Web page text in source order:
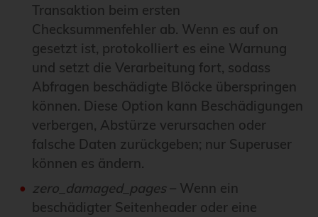
Transaktion beim ersten
Checksummenfehler ab. Wenn es auf on
gesetzt ist, protokolliert es eine Warnung
und setzt die Verarbeitung fort, sodass
Abfragen beschädigte Blöcke überspringen
können. Diese Option kann Beschädigungen
verbergen, Abstürze verursachen oder
falsche Daten zurückgeben; nur Superuser
können es ändern.
zero_damaged_pages– Wenn ein
beschädigter Seitenheader oder eine